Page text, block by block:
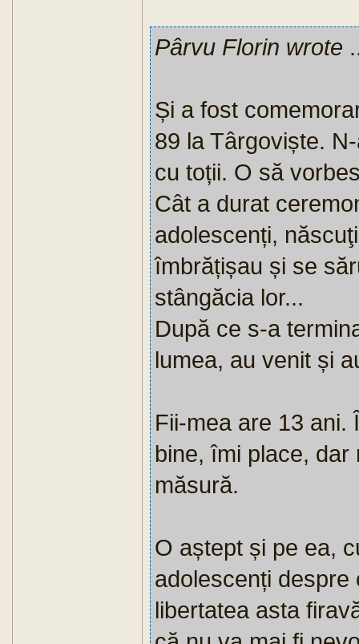
Pârvu Florin wrote
Și a fost
89 la Târgoviște.
cu toții. O să
Cât a durat
adolescenți,
îmbrățișau și se
stângăcia lor...
După ce s-a
lumea, au venit și
Fii-mea are 13 ani.
bine, îmi place,
măsură.
O aștept și pe ea,
adolescenți
libertatea asta